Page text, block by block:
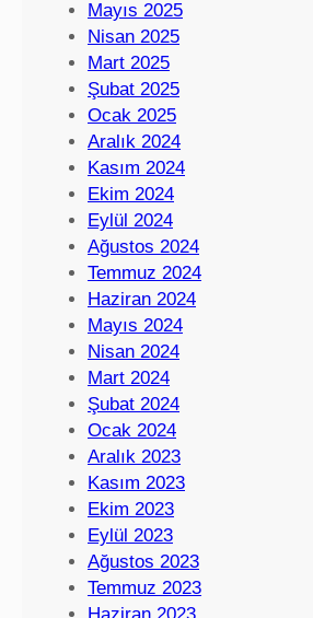
Mayıs 2025
Nisan 2025
Mart 2025
Şubat 2025
Ocak 2025
Aralık 2024
Kasım 2024
Ekim 2024
Eylül 2024
Ağustos 2024
Temmuz 2024
Haziran 2024
Mayıs 2024
Nisan 2024
Mart 2024
Şubat 2024
Ocak 2024
Aralık 2023
Kasım 2023
Ekim 2023
Eylül 2023
Ağustos 2023
Temmuz 2023